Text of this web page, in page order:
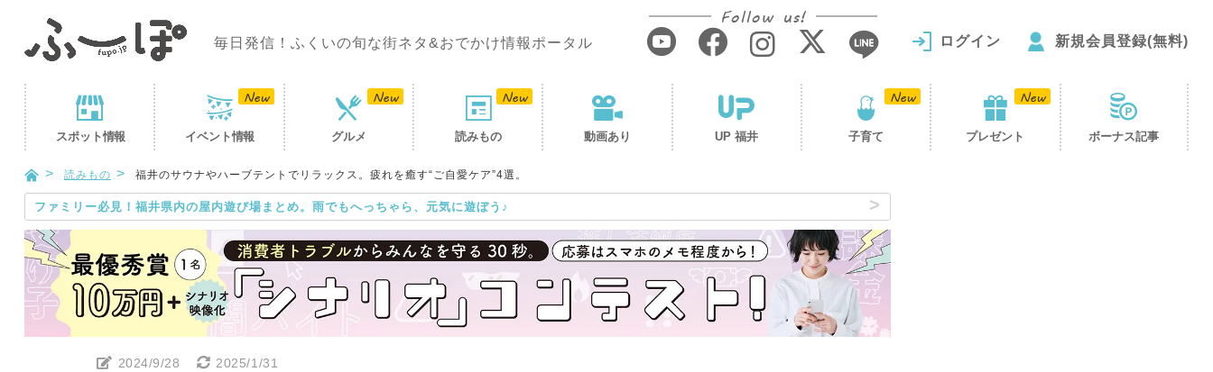
毎日発信！ふくいの旬な街ネタ&おでかけ情報ポータル
Follow us!
ログイン 新規会員登録(無料)
スポット情報 イベント情報 グルメ 読みもの 動画あり UP 福井 子育て プレゼント ボーナス記事
読みもの 福井のサウナやハーブテントでリラックス。疲れを癒す“ご自愛ケア”4選。
ファミリー必見！福井県内の屋内遊び場まとめ。雨でもへっちゃら、元気に遊ぼう♪
2024/9/28 2025/1/31